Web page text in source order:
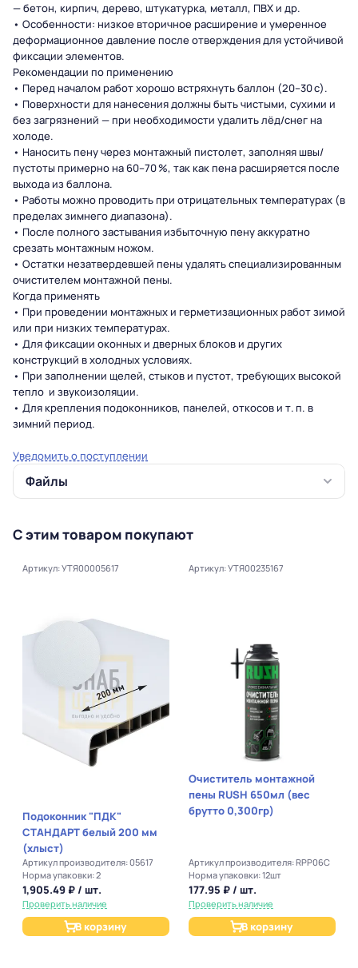
— бетон, кирпич, дерево, штукатурка, металл, ПВХ и др.
• Особенности: низкое вторичное расширение и умеренное
деформационное давление после отверждения для устойчивой
фиксации элементов.
Рекомендации по применению
• Перед началом работ хорошо встряхнуть баллон (20–30 с).
• Поверхности для нанесения должны быть чистыми, сухими и
без загрязнений — при необходимости удалить лёд/снег на
холоде.
• Наносить пену через монтажный пистолет, заполняя швы/
пустоты примерно на 60–70 %, так как пена расширяется после
выхода из баллона.
• Работы можно проводить при отрицательных температурах (в
пределах зимнего диапазона).
• После полного застывания избыточную пену аккуратно
срезать монтажным ножом.
• Остатки незатвердевшей пены удалять специализированным
очистителем монтажной пены.
Когда применять
• При проведении монтажных и герметизационных работ зимой
или при низких температурах.
• Для фиксации оконных и дверных блоков и других
конструкций в холодных условиях.
• При заполнении щелей, стыков и пустот, требующих высокой
тепло и звукоизоляции.
• Для крепления подоконников, панелей, откосов и т. п. в
зимний период.
Уведомить о поступлении
Файлы
С этим товаром покупают
Артикул: УТЯ00005617
Подоконник "ПДК"
СТАНДАРТ белый 200 мм
(хлыст)
Артикул производителя: 05617
Норма упаковки: 2
1,905.49 ₽ / шт.
Проверить наличие
В корзину
Артикул: УТЯ00235167
Очиститель монтажной
пены RUSH 650мл (вес
брутто 0,300гр)
Артикул производителя: RPP06C
Норма упаковки: 12шт
177.95 ₽ / шт.
Проверить наличие
В корзину